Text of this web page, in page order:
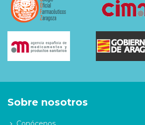
Sobre nosotros